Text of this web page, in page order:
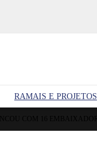
RAMAIS E PROJETOS